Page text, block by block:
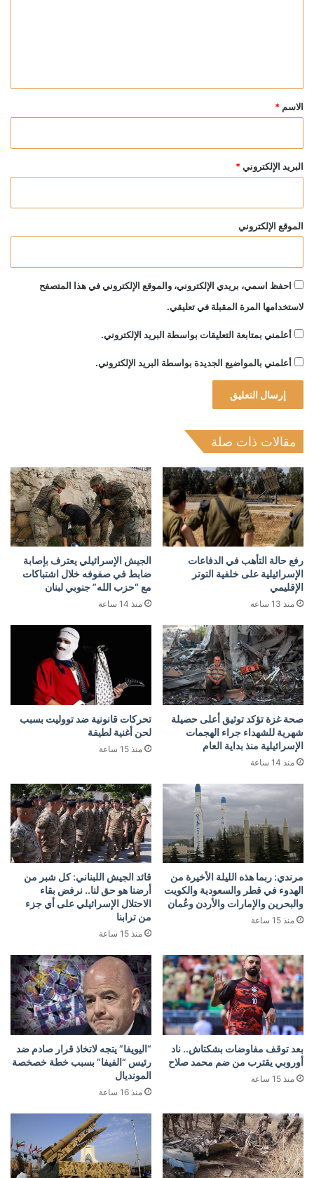
*
الاسم *
البريد الإلكتروني *
الموقع الإلكتروني
احفظ اسمي، بريدي الإلكتروني، والموقع الإلكتروني في هذا المتصفح
لاستخدامها المرة المقبلة في تعليقي.
أعلمني بمتابعة التعليقات بواسطة البريد الإلكتروني.
أعلمني بالمواضيع الجديدة بواسطة البريد الإلكتروني.
مقالات ذات صلة
رفع حالة التأهب في الدفاعات
الإسرائيلية على خلفية التوتر
الإقليمي
منذ 13 ساعة
الجيش الإسرائيلي يعترف بإصابة
ضابط في صفوفه خلال اشتباكات
مع “حزب الله” جنوبي لبنان
منذ 14 ساعة
صحة غزة تؤكد توثيق أعلى حصيلة
شهرية للشهداء جراء الهجمات
الإسرائيلية منذ بداية العام
منذ 14 ساعة
تحركات قانونية ضد تووليت بسبب
لحن أغنية لطيفة
منذ 15 ساعة
مرندي: ربما هذه الليلة الأخيرة من
الهدوء في قطر والسعودية والكويت
والبحرين والإمارات والأردن وعُمان
منذ 15 ساعة
قائد الجيش اللبناني: كل شبر من
أرضنا هو حق لنا.. نرفض بقاء
الاحتلال الإسرائيلي على أي جزء
من ترابنا
منذ 15 ساعة
بعد توقف مفاوضات بشكتاش.. ناد
أوروبي يقترب من ضم محمد صلاح
منذ 15 ساعة
“اليويفا” يتجه لاتخاذ قرار صادم ضد
رئيس “الفيفا” بسبب خطة خصخصة
المونديال
منذ 16 ساعة